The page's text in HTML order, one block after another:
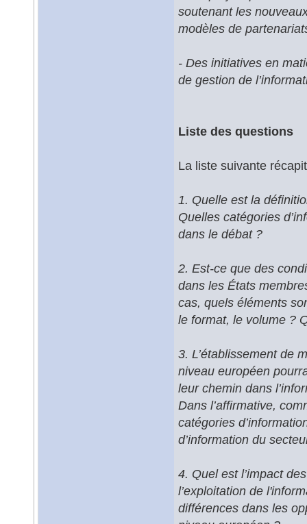
soutenant les
modèles de
- Des initiatives en
de gestion de
Liste des questions
La liste suivante
1. Quelle est la
Quelles catégories
dans le débat ?
2. Est-ce que des
dans les États
cas, quels éléments
le format, le volume ?
3. L’établissement de
niveau européen
leur chemin dans
Dans l’affirmative,
catégories
d’information du
4. Quel est l’impact
l’exploitation de
différences dans les